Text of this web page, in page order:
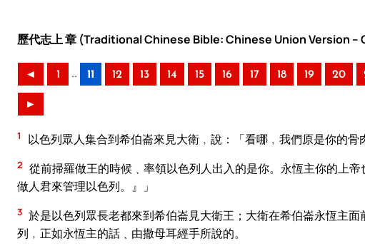
歷代志上 章 (Traditional Chinese Bible: Chinese Union Version –
◄ 1 .. 11 12 13 14 15 16 17 18 19 20
►
1 以色列眾人集合到希伯崙來見大衛﹐說：「看哪﹐我們原是你的骨
2 從前掃羅做王的時候﹑率領以色列人出入的是你。永恆主你的上
做人君來管理以色列。』」
3 於是以色列眾長老都來到希伯崙見大衛王；大衛在希伯崙永恆主
列﹐正如永恆主的話﹑由撒母耳經手所說的。